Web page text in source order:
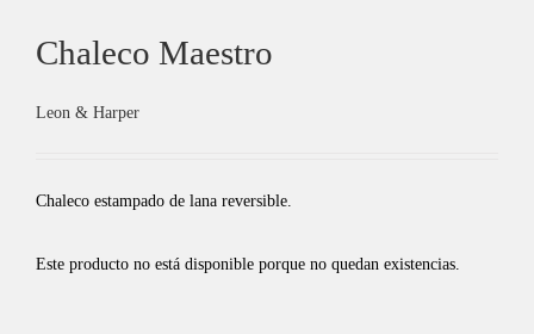
Chaleco Maestro
Leon & Harper
Chaleco estampado de lana reversible.
Este producto no está disponible porque no quedan existencias.